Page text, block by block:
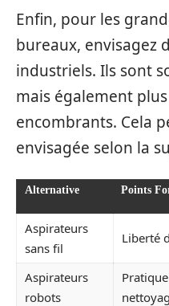
Enfin, pour les
bureaux, envisagez
industriels. Ils sont
mais également
encombrants. Cela
envisagée selon la
Alternative Points
Aspirateurs
sans fil
Liberté
Aspirateurs
robots